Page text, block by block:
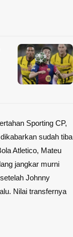
Sporting CP,
sudah tiba
Atletico, Mateu
jangkar murni
Johnny
Nilai transfernya